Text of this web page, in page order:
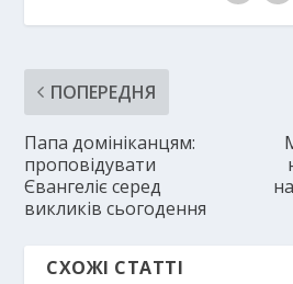
ПОПЕРЕДНЯ
Папа домініканцям:
проповідувати
Євангеліє серед
викликів сьогодення
СХОЖІ СТАТТІ